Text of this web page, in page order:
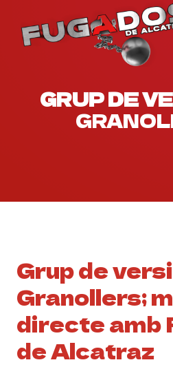
contingut
GRUP DE
Grup de
Granollers;
directe amb
de Alcatraz